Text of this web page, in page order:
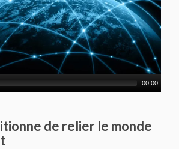
00:00
de relier le monde